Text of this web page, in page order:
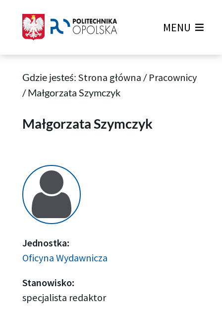
MENU
Gdzie jesteś: Strona główna / Pracownicy
/Małgorzata Szymczyk
Małgorzata Szymczyk
Jednostka:
Oficyna Wydawnicza
Stanowisko:
specjalista redaktor